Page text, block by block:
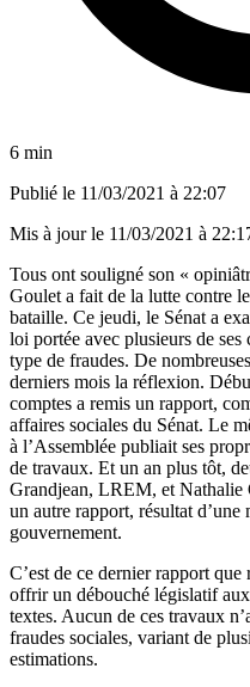
6 min
Publié le 11/03/2021 à 22:07
Mis à jour le 11/03/2021 à
Tous ont souligné son «
Goulet a fait de la lutte contre
bataille. Ce jeudi, le Sénat a
loi portée avec plusieurs de
type de fraudes. De
derniers mois la réflexion.
comptes a remis un rapport,
affaires sociales du Sénat. Le
à l’Assemblée publiait ses
de travaux. Et un an plus tôt,
Grandjean, LREM, et
un autre rapport, résultat
gouvernement.
C’est de ce dernier rapport
offrir un débouché législatif aux
textes. Aucun de ces travaux
fraudes sociales, variant de
estimations.